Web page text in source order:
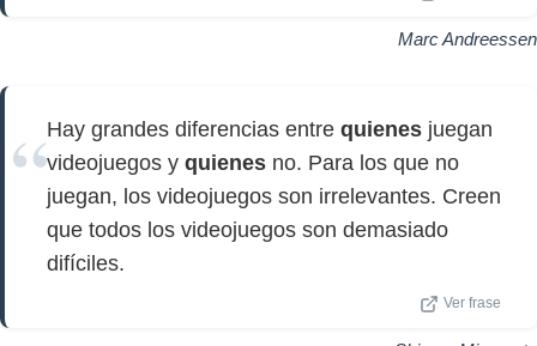
Marc Andreessen
Hay grandes diferencias entre quienes juegan
videojuegos y quienes no. Para los que no
juegan, los videojuegos son irrelevantes. Creen
que todos los videojuegos son demasiado
difíciles.
Ver frase